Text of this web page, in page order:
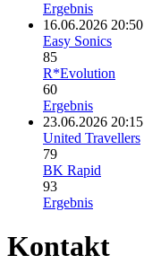
Ergebnis
16.06.2026 20:50
Easy Sonics
85
R*Evolution
60
Ergebnis
23.06.2026 20:15
United Travellers
79
BK Rapid
93
Ergebnis
Kontakt